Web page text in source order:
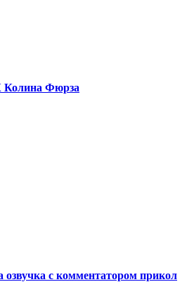
Фюрза
озвучка с комментатором прикол